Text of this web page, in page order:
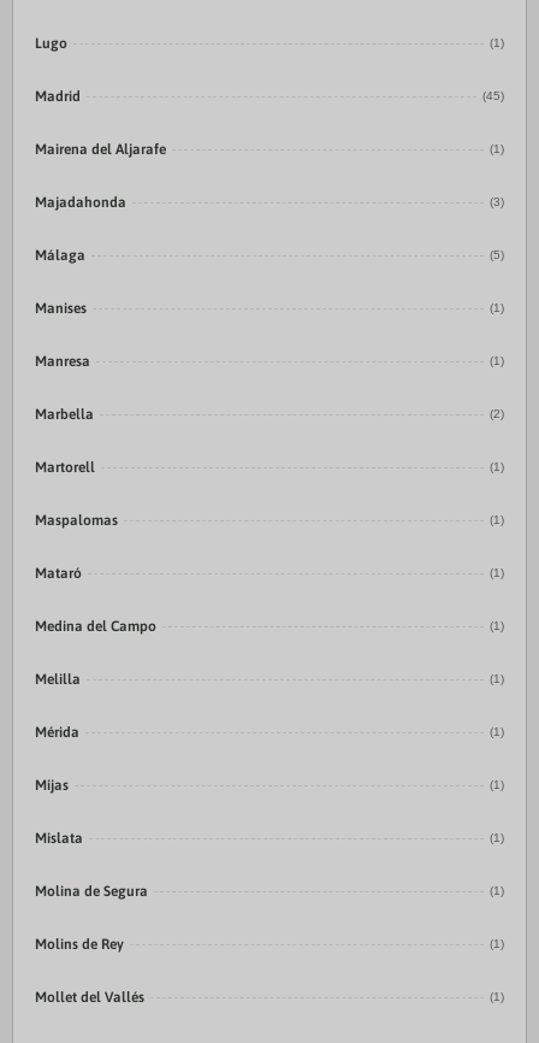
Lugo (1)
Madrid (45)
Mairena del Aljarafe (1)
Majadahonda (3)
Málaga (5)
Manises (1)
Manresa (1)
Marbella (2)
Martorell (1)
Maspalomas (1)
Mataró (1)
Medina del Campo (1)
Melilla (1)
Mérida (1)
Mijas (1)
Mislata (1)
Molina de Segura (1)
Molins de Rey (1)
Mollet del Vallés (1)